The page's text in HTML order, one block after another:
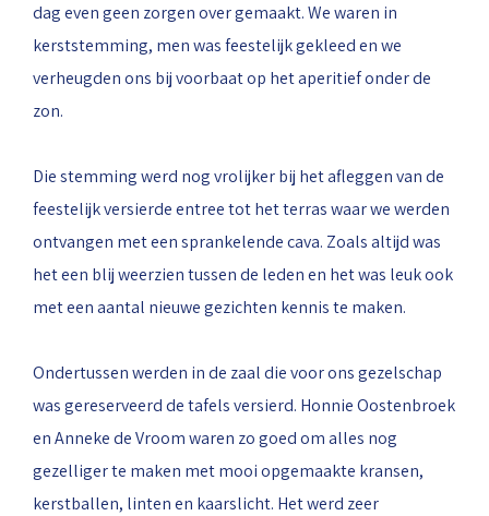
dag even geen zorgen over gemaakt. We waren in
kerststemming, men was feestelijk gekleed en we
verheugden ons bij voorbaat op het aperitief onder de
zon.
Die stemming werd nog vrolijker bij het afleggen van de
feestelijk versierde entree tot het terras waar we werden
ontvangen met een sprankelende cava. Zoals altijd was
het een blij weerzien tussen de leden en het was leuk ook
met een aantal nieuwe gezichten kennis te maken.
Ondertussen werden in de zaal die voor ons gezelschap
was gereserveerd de tafels versierd. Honnie Oostenbroek
en Anneke de Vroom waren zo goed om alles nog
gezelliger te maken met mooi opgemaakte kransen,
kerstballen, linten en kaarslicht. Het werd zeer